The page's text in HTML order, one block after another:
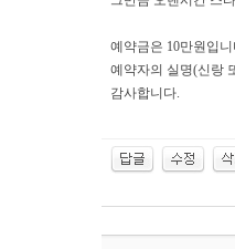
예약금은 10만원입
예약자의 실명(신랑
감사합니다.